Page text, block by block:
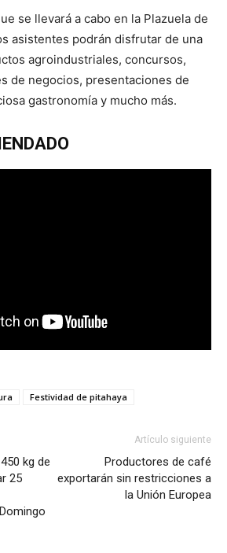
se llevará a cabo en la Plazuela de
asistentes podrán disfrutar de una
agroindustriales, concursos,
de negocios, presentaciones de
gastronomía y mucho más.
Festividad de pitahaya
kg de
25
Artículo siguiente
Productores de café
exportarán sin restricciones a
la Unión Europea